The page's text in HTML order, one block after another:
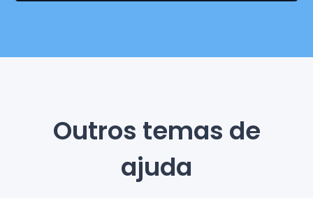
Outros temas de
ajuda